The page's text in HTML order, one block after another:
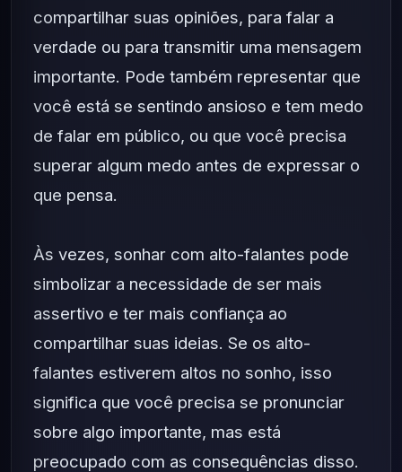
compartilhar suas opiniões, para falar a
verdade ou para transmitir uma mensagem
importante. Pode também representar que
você está se sentindo ansioso e tem medo
de falar em público, ou que você precisa
superar algum medo antes de expressar o
que pensa.
Às vezes, sonhar com alto-falantes pode
simbolizar a necessidade de ser mais
assertivo e ter mais confiança ao
compartilhar suas ideias. Se os alto-
falantes estiverem altos no sonho, isso
significa que você precisa se pronunciar
sobre algo importante, mas está
preocupado com as consequências disso.